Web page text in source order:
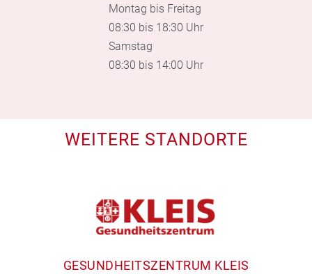
Montag bis Freitag
08:30 bis 18:30 Uhr
Samstag
08:30 bis 14:00 Uhr
WEITERE STANDORTE
GESUNDHEITSZENTRUM KLEIS